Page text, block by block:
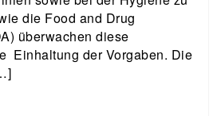
die Food and Drug
überwachen diese
Einhaltung der Vorgaben. Die